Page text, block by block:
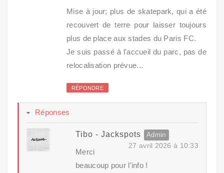
Mise à jour; plus de skatepark, qui a été
recouvert de terre pour laisser toujours
plus de place aux stades du Paris FC.
Je suis passé à l'accueil du parc, pas de
relocalisation prévue...
RÉPONDRE
Réponses
Tibo - Jackspots
27 avril 2026 à 10:33
Merci
beaucoup pour l'info !